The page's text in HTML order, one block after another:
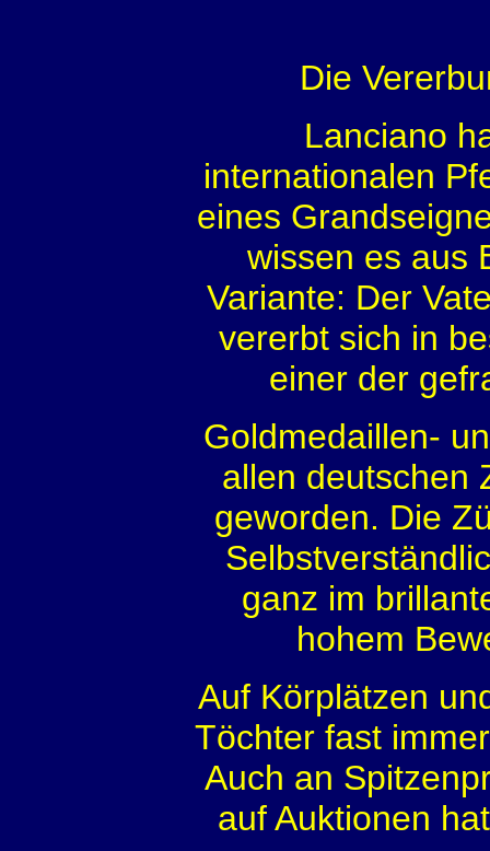
Die
Lanciano
internationalen
eines
wissen es aus
Variante: Der
vererbt sich in
einer der
Goldmedaillen-
allen deutschen
geworden. Die
ganz im
hohem
Auf Körplätzen
Töchter fast
Auch an
auf Auktionen